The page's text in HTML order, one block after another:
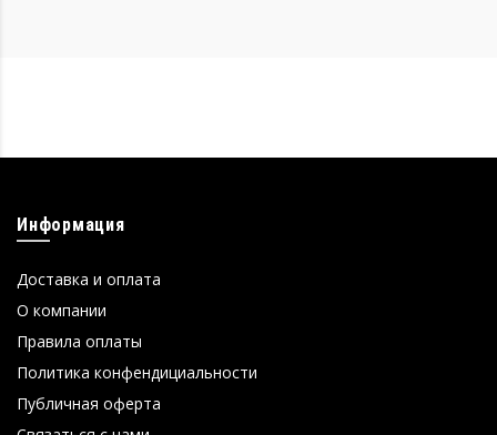
Информация
Доставка и оплата
О компании
Правила оплаты
Политика конфендициальности
Публичная оферта